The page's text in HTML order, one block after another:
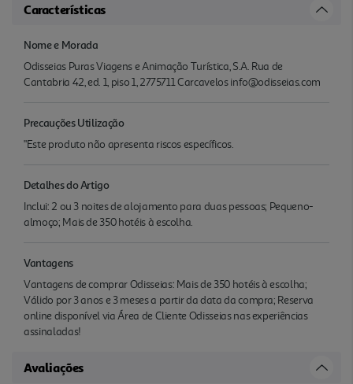
Características
Nome e Morada
Odisseias Puras Viagens e Animação Turística, S.A. Rua de
Cantabria 42, ed. 1, piso 1, 2775711 Carcavelos info@odisseias.com
Precauções Utilização
"Este produto não apresenta riscos específicos.
Detalhes do Artigo
Inclui: 2 ou 3 noites de alojamento para duas pessoas; Pequeno-
almoço; Mais de 350 hotéis à escolha.
Vantagens
Vantagens de comprar Odisseias: Mais de 350 hotéis à escolha;
Válido por 3 anos e 3 meses a partir da data da compra; Reserva
online disponível via Área de Cliente Odisseias nas experiências
assinaladas!
Avaliações